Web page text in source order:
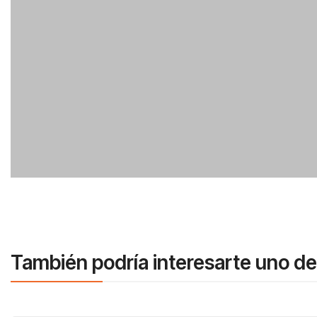
También podría interesarte uno